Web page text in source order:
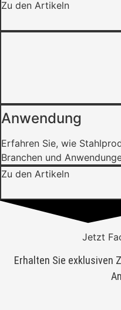
Zu den Artikeln
Anwendung
Erfahren Sie, wie
Branchen und
Zu den Artikeln
Jetzt
Erhalten Sie exklusiven